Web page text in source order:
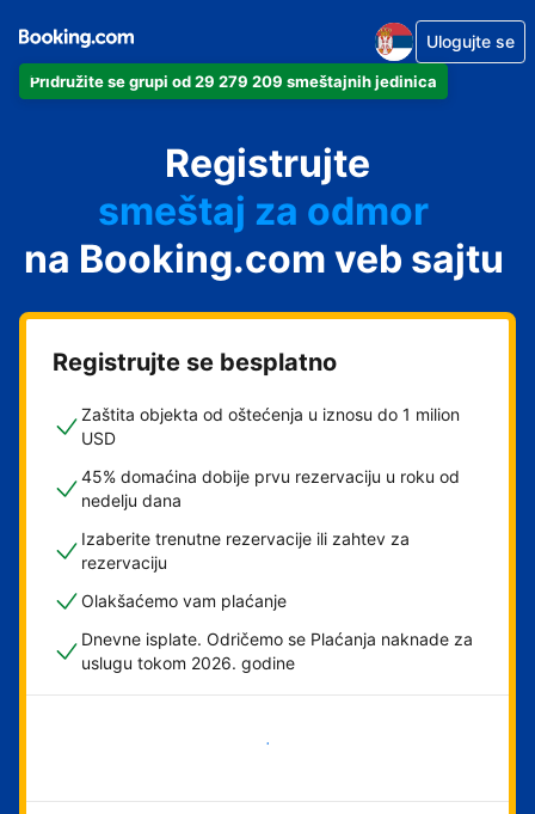
Pridružite se grupi od 29 279 209 smeštajnih jedinica
Ulogujte se
Registrujte
apartman
hotel
smeštaj za odmor
pansion
hostel
na Booking.com veb sajtu
Registrujte se besplatno
Zaštita objekta od oštećenja u iznosu do 1 milion
USD
45% domaćina dobije prvu rezervaciju u roku od
nedelju dana
Izaberite trenutne rezervacije ili zahtev za
rezervaciju
Olakšaćemo vam plaćanje
Dnevne isplate. Odričemo se Plaćanja naknade za
uslugu tokom 2026. godine
Počnite odmah